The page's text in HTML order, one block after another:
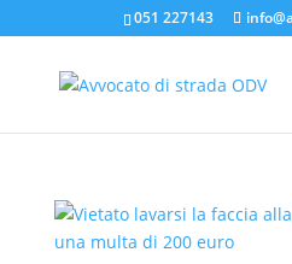
051 227143